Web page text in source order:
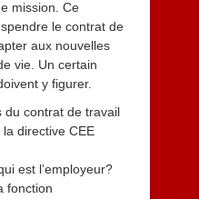
mission. Ce
le contrat de
aux nouvelles
vie. Un certain
y figurer.
du contrat de travail
directive CEE
est l’employeur?
fonction